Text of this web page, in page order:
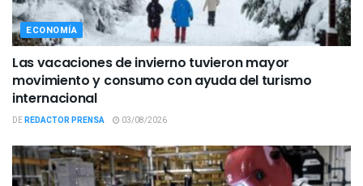
ECONOMÍA
Las vacaciones de invierno tuvieron mayor
movimiento y consumo con ayuda del turismo
internacional
DEREDACTOR PRENSA 03/08/2026